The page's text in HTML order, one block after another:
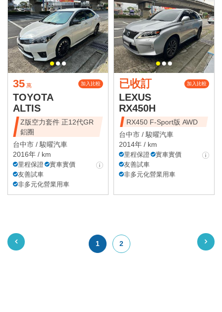
35 萬 加入比較
TOYOTA
ALTIS
Z版空力套件 正12代GR
鋁圈
台中市 / 駿曜汽車
2016年 / km
里程保證
實車實價
友善試車
非多元化營業用車
已收訂 加入比較
LEXUS
RX450H
RX450 F-Sport版 AWD
台中市 / 駿曜汽車
2014年 / km
里程保證
實車實價
友善試車
非多元化營業用車
1 2